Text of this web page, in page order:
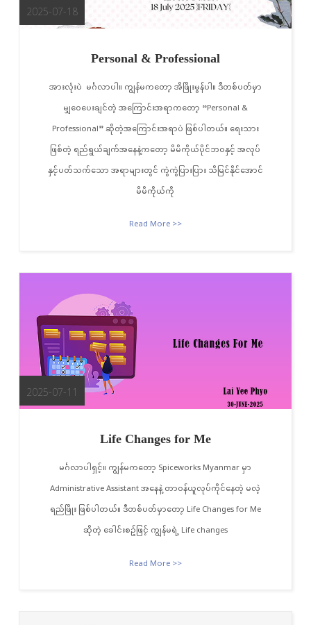
2025-07-18
Personal & Professional
အားလုံးပဲ မင်္ဂလာပါ။ ကျွန်မကတော့ အိဖြိုးမွန်ပါ။ ဒီတစ်ပတ်မှာ
မျှဝေပေးချင်တဲ့ အကြောင်းအရာကတော့ “Personal &
Professional” ဆိုတဲ့အကြောင်းအရာပဲ ဖြစ်ပါတယ်။ ရေးသား
ဖြစ်တဲ့ ရည်ရွယ်ချက်အနေနဲ့ကတော့ မိမိကိုယ်ပိုင်ဘဝနှင့် အလုပ်
နှင့်ပတ်သက်သော အရာများတွင် ကွဲကွဲပြားပြား သိမြင်နိုင်အောင်
မိမိကိုယ်ကို
Read More >>
2025-07-11
Life Changes for Me
မင်္ဂလာပါရှင့်။ ကျွန်မကတော့ Spiceworks Myanmar မှာ
Administrative Assistant အနေနဲ့ တာဝန်ယူလုပ်ကိုင်နေတဲ့ မလဲ့
ရည်ဖြိုး ဖြစ်ပါတယ်။ ဒီတစ်ပတ်မှာတော့ Life Changes for Me
ဆိုတဲ့ ခေါင်းစဥ်ဖြင့် ကျွန်မရဲ့ Life changes
Read More >>